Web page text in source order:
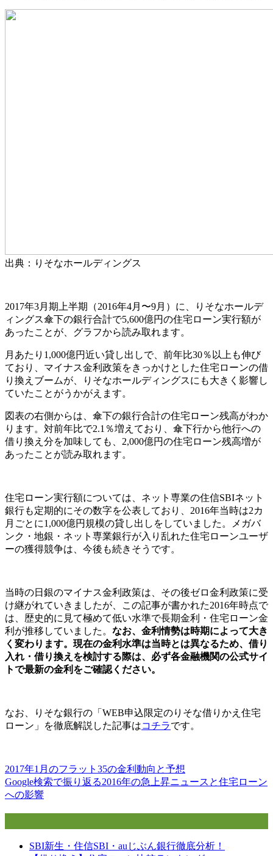
出典：りそなホールディングス
2017年3月期上半期（2016年4月〜9月）に、りそなホールデ
ィングス傘下の銀行合計で5,600億円の住宅ローン実行額が
あったことが、グラフから読み取れます。
月あたり1,000億円近い貸し出しで、前年比30％以上も伸び
ており、マイナス金利政策をきっかけとした住宅ローンの借
り換えブームが、りそなホールディングスにも大きく影響し
ていたことがうかがえます。
図表の右側からは、傘下の銀行合計の住宅ローン残高がわか
ります。対前年比で2.1％増えており、傘下行から他行への
借り換え分を加味しても、2,000億円の住宅ローン残高増が
あったことが読み取れます。
住宅ローン実行額については、ネット専業の住信SBIネット
銀行も定期的にその数字を公表しており、2016年当時は2カ
月ごとに1,000億円規模の貸し出しをしていました。メガバ
ンク・地銀・ネット専業銀行が入り乱れた住宅ローンユーザ
ーの獲得競争は、今後も続きそうです。
当時の日銀のマイナス金利政策は、その後ゼロ金利政策に受
け継がれていきましたが、この記事が書かれた2016年時点で
は、歴史的に見て極めて低い水準で長期金利・住宅ローン金
利が推移していました。 なお、金利情勢は時期によって大き
く変わります。現在の金利水準は当時とは異なるため、借り
入れ・借り換えを検討する際は、必ず各金融機関の公式サイ
トで最新の金利をご確認ください。
なお、りそな銀行の「WEB申込限定のりそな借りかえ住宅
ローン」を徹底解説した記事はコチラです。
投
稿
ナ
ビ
2017年1月のフラット35の金利動向と予想
Google検索で振り返る2016年の急上昇ニュースと住宅ローン
への影響
SBI新生・住信SBI・auじぶん銀行徹底分析！